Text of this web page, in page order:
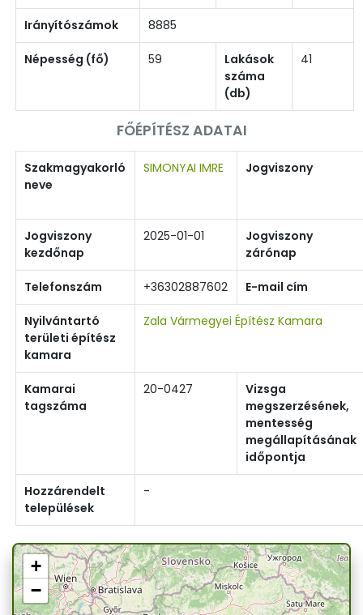
Irányítószámok 8885
Népesség (fő) 59
Lakások
száma
(db)
41
FŐÉPÍTÉSZ ADATAI
Szakmagyakorló
neve
SIMONYAI IMRE Jogviszony
Jogviszony
kezdőnap
2025-01-01
Jogviszony
zárónap
Telefonszám +36302887602 E-mail cím
Nyilvántartó
területi építész
kamara
Zala Vármegyei Építész Kamara
Kamarai
tagszáma
20-0427
Vizsga
megszerzésének,
mentesség
megállapításának
időpontja
Hozzárendelt
települések
-
+
−